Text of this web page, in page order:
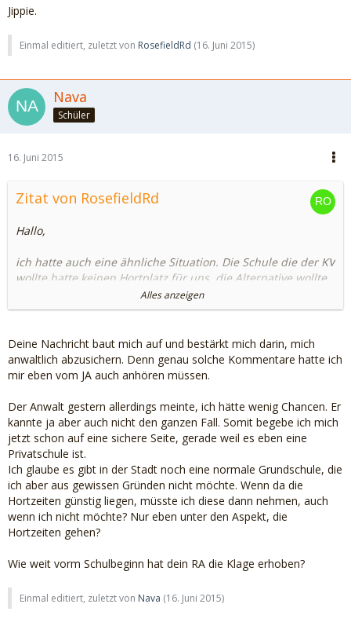
Jippie.
Einmal editiert, zuletzt von RosefieldRd (16. Juni 2015)
Nava
Schüler
16. Juni 2015
Zitat von RosefieldRd
Hallo,
ich hatte auch eine ähnliche Situation. Die Schule die der KV
wollte hatte keinen Hortplatz für uns, die Alternative wollte
besprechen. Die JA SB hat massiven Druck ausgeübt: Mir
wurde gesagt, dass ich eine Einigung mit dem KV finden
muss - und wenn KV die Alternative nicht will muss ich die
ich keinen Hortplatz habe. Ich solle halt weniger arbeiten.
Ich hörte ruhig zu und mein RA reichte Klage ein: Ende vom
Lied. JA SB änderte ihre Aussage als sie vom Richter gefragt
wurde (Warum weiss ich nicht). Und mir wurde gesagt, dass
man es mir nicht zumuten kann zu arbeiten und ohne
Hortplatz zu funktionieren. Da ich die Alltagssorge habe (bei
gemeinsamen Sorgerecht) müsse man bei Entscheidungen
auch immer die Praktikabilität einbeziehen.
KV verlor daraufhin dass Schulsorgerecht für Sohnemann.
Aber vor dem JA wurden mir vorher Horror-Szenarien
seitens der SB aufgezeigt. Mir wurde mehrmals erläutert,
Alles anzeigen
Deine Nachricht baut mich auf und bestärkt mich darin, mich
anwaltlich abzusichern. Denn genau solche Kommentare hatte ich
mir eben vom JA auch anhören müssen.
Der Anwalt gestern allerdings meinte, ich hätte wenig Chancen. Er
kannte ja aber auch nicht den ganzen Fall. Somit begebe ich mich
jetzt schon auf eine sichere Seite, gerade weil es eben eine
Privatschule ist.
Ich glaube es gibt in der Stadt noch eine normale Grundschule, die
ich aber aus gewissen Gründen nicht möchte. Wenn da die
Hortzeiten günstig liegen, müsste ich diese dann nehmen, auch
wenn ich nicht möchte? Nur eben unter den Aspekt, die
Hortzeiten gehen?
Wie weit vorm Schulbeginn hat dein RA die Klage erhoben?
Einmal editiert, zuletzt von Nava (16. Juni 2015)